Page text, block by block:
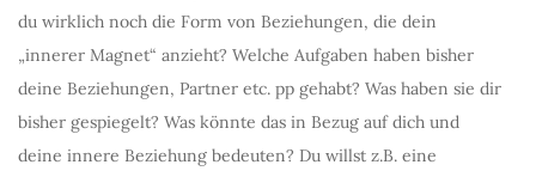
du wirklich noch die Form von Beziehungen, die dein
„innerer Magnet“ anzieht? Welche Aufgaben haben bisher
deine Beziehungen, Partner etc. pp gehabt? Was haben sie dir
bisher gespiegelt? Was könnte das in Bezug auf dich und
deine innere Beziehung bedeuten? Du willst z.B. eine